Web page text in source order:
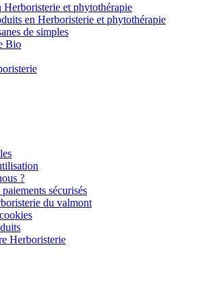
Herboristerie et phytothérapie
en Herboristerie et phytothérapie
de simples
Bio
?
sécurisés
du valmont
Herboristerie